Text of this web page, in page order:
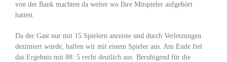
von der Bank machten da weiter wo Ihre Mitspieler aufgehört
hatten.
Da der Gast nur mit 15 Spielern anreiste und durch Verletzungen
dezimiert wurde, halfen wir mit einem Spieler aus. Am Ende fiel
das Ergebnis mit 88: 5 recht deutlich aus. Beruhigend für die